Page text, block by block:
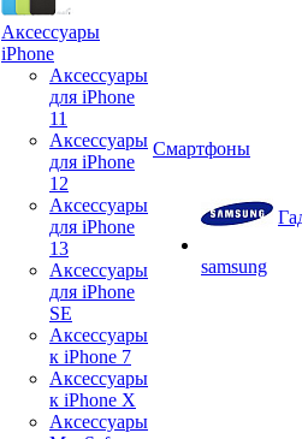
Аксессуары
iPhone
Аксессуары
для iPhone
11
Аксессуары
для iPhone
12
Аксессуары
для iPhone
13
Аксессуары
для iPhone
SE
Аксессуары
к iPhone 7
Аксессуары
к iPhone X
Аксессуары
Смартфоны
samsung